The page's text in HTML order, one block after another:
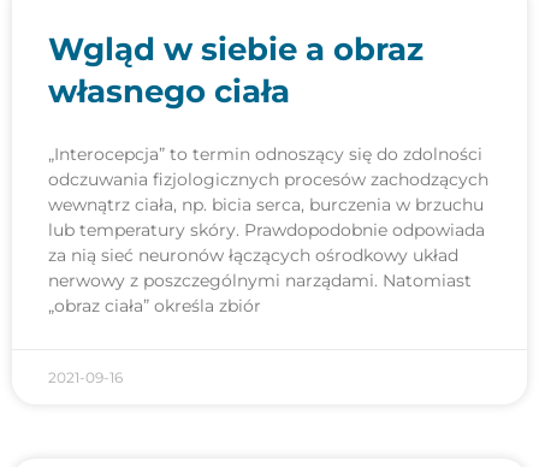
Wgląd w siebie a obraz
własnego ciała
„Interocepcja” to termin odnoszący się do zdolności
odczuwania fizjologicznych procesów zachodzących
wewnątrz ciała, np. bicia serca, burczenia w brzuchu
lub temperatury skóry. Prawdopodobnie odpowiada
za nią sieć neuronów łączących ośrodkowy układ
nerwowy z poszczególnymi narządami. Natomiast
„obraz ciała” określa zbiór
2021-09-16